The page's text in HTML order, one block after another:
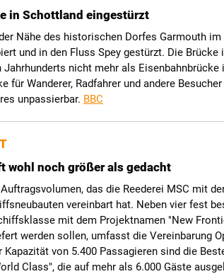
in Schottland eingestürzt
Nähe des historischen Dorfes Garmouth im
und in den Fluss Spey gestürzt. Die Brücke
Jahrhunderts nicht mehr als Eisenbahnbrücke
für Wanderer, Radfahrer und andere
unpassierbar. BBC
wohl noch größer als gedacht
das die Reederei MSC mit
vereinbart hat. Neben vier fest
mit dem Projektnamen "New
werden sollen, umfasst die Vereinbarung
von 5.400 Passagieren sind die
Class", die auf mehr als 6.000 Gäste